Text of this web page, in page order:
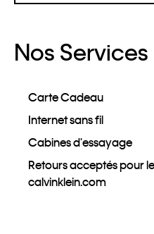
Nos Services
Carte Cadeau
Internet sans fil
Cabines d'essayage
Retours acceptés pour
calvinklein.com